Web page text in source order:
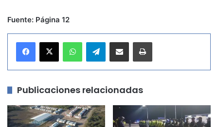
Fuente: Página 12
Telegram
Publicaciones relacionadas